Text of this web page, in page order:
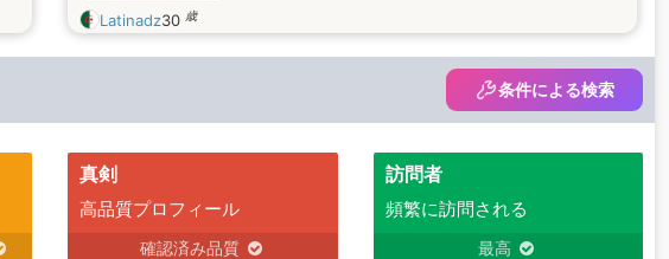
Latinadz30 歳
条件による検索
真剣
高品質プロフィール
確認済み品質
訪問者
頻繁に訪問される
最高